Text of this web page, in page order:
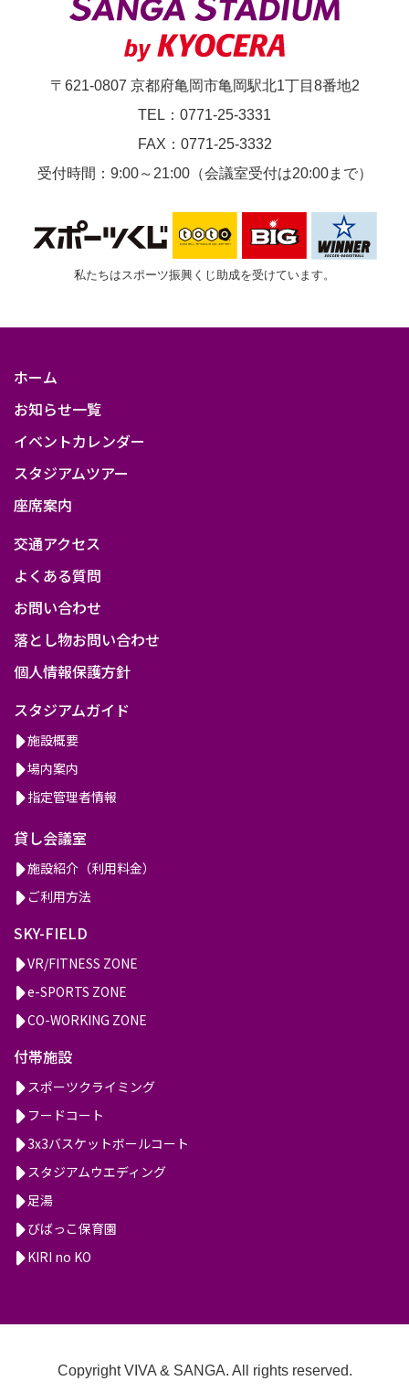
〒621-0807 京都府亀岡市亀岡駅北1丁目8番地2
TEL：0771-25-3331
FAX：0771-25-3332
受付時間：9:00～21:00（会議室受付は20:00まで）
私たちはスポーツ振興くじ助成を受けています。
ホーム
お知らせ一覧
イベントカレンダー
スタジアムツアー
座席案内
交通アクセス
よくある質問
お問い合わせ
落とし物お問い合わせ
個人情報保護方針
スタジアムガイド
施設概要
場内案内
指定管理者情報
貸し会議室
施設紹介（利用料金）
ご利用方法
SKY-FIELD
VR/FITNESS ZONE
e-SPORTS ZONE
CO-WORKING ZONE
付帯施設
スポーツクライミング
フードコート
3x3バスケットボールコート
スタジアムウエディング
足湯
びばっこ保育園
KIRI no KO
Copyright VIVA & SANGA. All rights reserved.